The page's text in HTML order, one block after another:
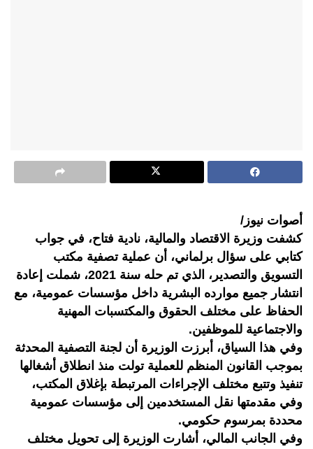
أصوات نيوز/
كشفت وزيرة الاقتصاد والمالية، نادية فتاح، في جواب
كتابي على سؤال برلماني، أن عملية تصفية مكتب
التسويق والتصدير، الذي تم حله سنة 2021، شملت إعادة
انتشار جميع موارده البشرية داخل مؤسسات عمومية، مع
الحفاظ على مختلف الحقوق والمكتسبات المهنية
والاجتماعية للموظفين.
وفي هذا السياق، أبرزت الوزيرة أن لجنة التصفية المحدثة
بموجب القانون المنظم للعملية تولت منذ انطلاق أشغالها
تنفيذ وتتبع مختلف الإجراءات المرتبطة بإغلاق المكتب،
وفي مقدمتها نقل المستخدمين إلى مؤسسات عمومية
محددة بمرسوم حكومي.
وفي الجانب المالي، أشارت الوزيرة إلى تحويل مختلف